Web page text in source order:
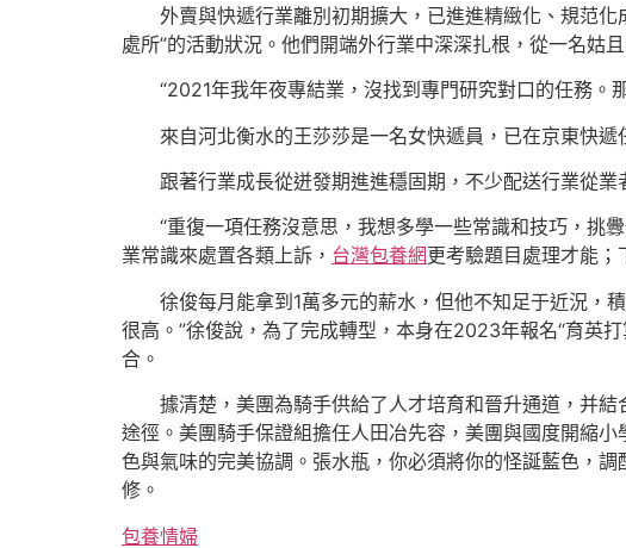
外賣與快遞行業離別初期擴大，已進進精緻化、規范
處所”的活動狀況。他們開端外行業中深深扎根，從一名姑
“2021年我年夜專結業，沒找到專門研究對口的任務。
來自河北衡水的王莎莎是一名女快遞員，已在京東快
跟著行業成長從迸發期進進穩固期，不少配送行業從
“重復一項任務沒意思，我想多學一些常識和技巧，挑
業常識來處置各類上訴， 台灣包養網更考驗題目處理才能
徐俊每月能拿到1萬多元的薪水，但他不知足于近況，
很高。”徐俊說，為了完成轉型，本身在2023年報名“育英
合。
據清楚，美團為騎手供給了人才培育和晉升通道，并結
途徑。美團騎手保證組擔任人田冶先容，美團與國度開縮
色與氣味的完美協調。張水瓶，你必須將你的怪誕藍色，
修。
包養情婦